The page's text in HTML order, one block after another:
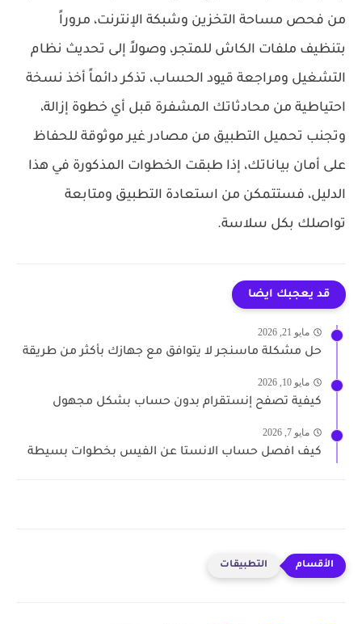
من فحص مساحة التخزين وشبكة الإنترنت، مروراً
بتنظيف ملفات الكاش للمتجر، وصولاً إلى تحديث نظام
التشغيل ومراجعة قيود الحساب، تذكر دائماً أخذ نسخة
احتياطية من محادثاتك المشفرة قبل أي خطوة إزالة،
وتجنب تحميل التطبيق من مصادر غير موثوقة للحفاظ
على أمان بياناتك، إذا طبقت الخطوات المذكورة في هذا
الدليل، فستتمكن من استعادة التطبيق ومتابعة
تواصلك بكل سلاسة.
قد يعجبك ايضا
مايو 21, 2026
حل مشكلة ماسنجر لا يتوافق مع جهازك بأكثر من طريقة
مايو 10, 2026
كيفية تصفح إنستقرام بدون حساب بشكل مجهول
مايو 7, 2026
كيف افصل حساب الانستا عن الفيس بخطوات بسيطة
التطبيقات